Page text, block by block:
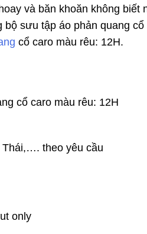
và băn khoăn không biết
sưu tập áo phản quang
cổ caro màu rêu: 12H.
cổ caro màu rêu: 12H
Thái,…. theo yêu cầu
only